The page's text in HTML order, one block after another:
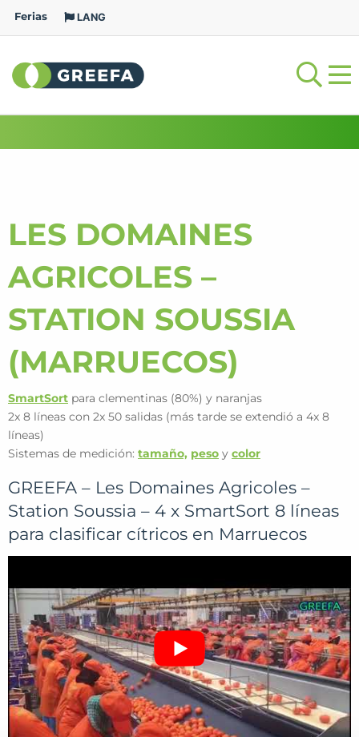
Ferias LANG
LES DOMAINES
AGRICOLES –
STATION SOUSSIA
(MARRUECOS)
SmartSort para clementinas (80%) y naranjas
2x 8 líneas con 2x 50 salidas (más tarde se extendió a 4x 8
líneas)
Sistemas de medición: tamaño, peso y color
GREEFA – Les Domaines Agricoles –
Station Soussia – 4 x SmartSort 8 líneas
para clasificar cítricos en Marruecos